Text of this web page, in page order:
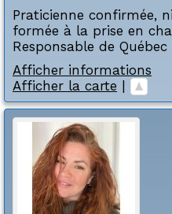
Praticienne confirmée,
formée à la prise en
Responsable de Québec
Afficher informations
Afficher la carte |